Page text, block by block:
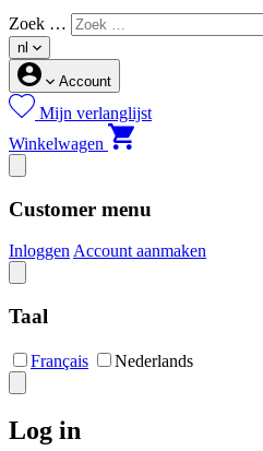
Zoek …
nl
Account
Mijn verlanglijst
Winkelwagen
Customer menu
InloggenAccount aanmaken
Taal
Français Nederlands
Log in